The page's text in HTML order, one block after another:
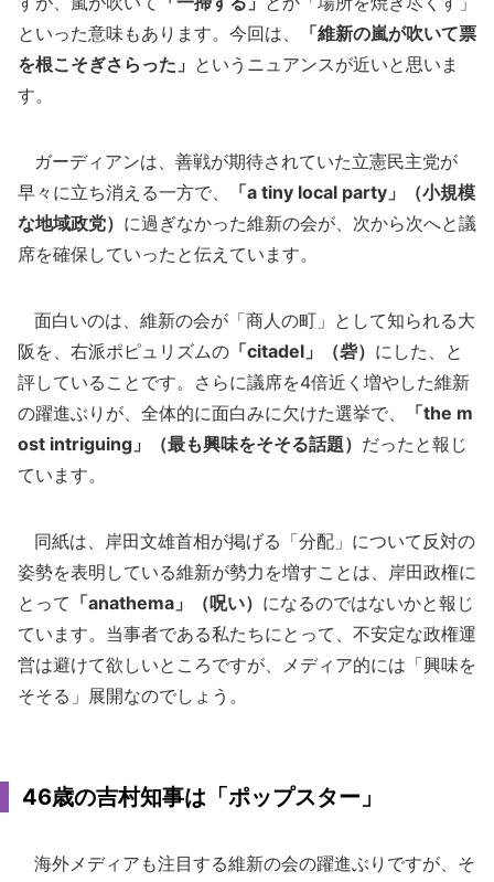
といった意味もあります。今回は、
「維新の嵐が吹いて票
を根こそぎさらった」 というニュアンスが近いと思いま
す。
ガーディアンは、善戦が期待されていた立憲民主党が
早々に立ち消える一方で、
「a tiny local party」（小規模
な地域政党） に過ぎなかった維新の会が、次から次へと議
席を確保していったと伝えています。
面白いのは、維新の会が「商人の町」として知られる大
阪を、右派ポピュリズムの 「citadel」（砦） にした、と
評していることです。さらに議席を4倍近く増やした維新
の躍進ぶりが、全体的に面白みに欠けた選挙で、
「the m
ost intriguing」（最も興味をそそる話題） だったと報じ
ています。
同紙は、岸田文雄首相が掲げる「分配」について反対の
姿勢を表明している維新が勢力を増すことは、岸田政権に
とって 「anathema」（呪い） になるのではないかと報じ
ています。当事者である私たちにとって、不安定な政権運
営は避けて欲しいところですが、メディア的には「興味を
そそる」展開なのでしょう。
46歳の吉村知事は「ポップスター」
海外メディアも注目する維新の会の躍進ぶりですが、そ